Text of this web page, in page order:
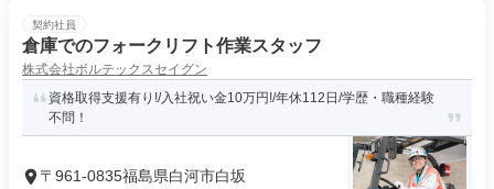
契約社員
倉庫でのフォークリフト作業スタッフ
株式会社ボルテックスセイグン
資格取得支援有り!/入社祝い金10万円!/年休112日/学歴・職種経験
不問！
〒961-0835福島県白河市白坂